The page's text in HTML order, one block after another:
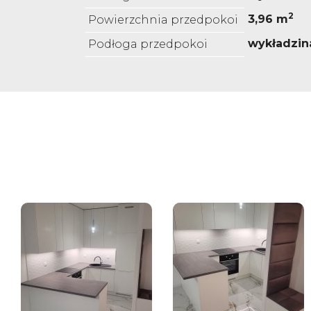
Powierzchnia przedpokoi
3,96 m2
Podłoga przedpokoi